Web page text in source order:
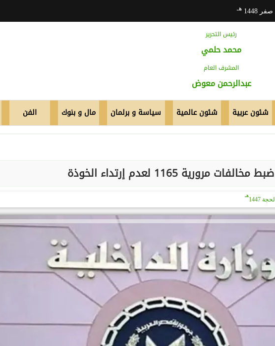
هـ
رئيس التحرير
محمد حلمي
المشرف العام
عبدالرحمن معوض
شئون عربية شئون عالمية سياسة و برلمان مال و بنوك الفن
ضبط مخالفات مرورية 1165 لعدم إرتداء الخوذة
هـ